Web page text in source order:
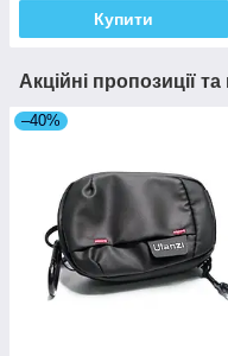
Купити
Акційні пропозиції
–40%